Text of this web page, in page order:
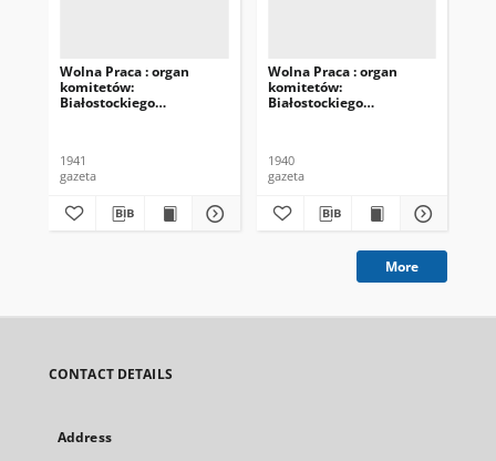
Wolna Praca : organ
komitetów:
Białostockiego
Delegatów Ludu
Pracującego 1941.02.26
1941
gazeta
Wolna Praca : organ
komitetów:
Białostockiego
Wykonawczego
1940.06.14 nr 70 (104).
1940
gazeta
More
CONTACT DETAILS
Address